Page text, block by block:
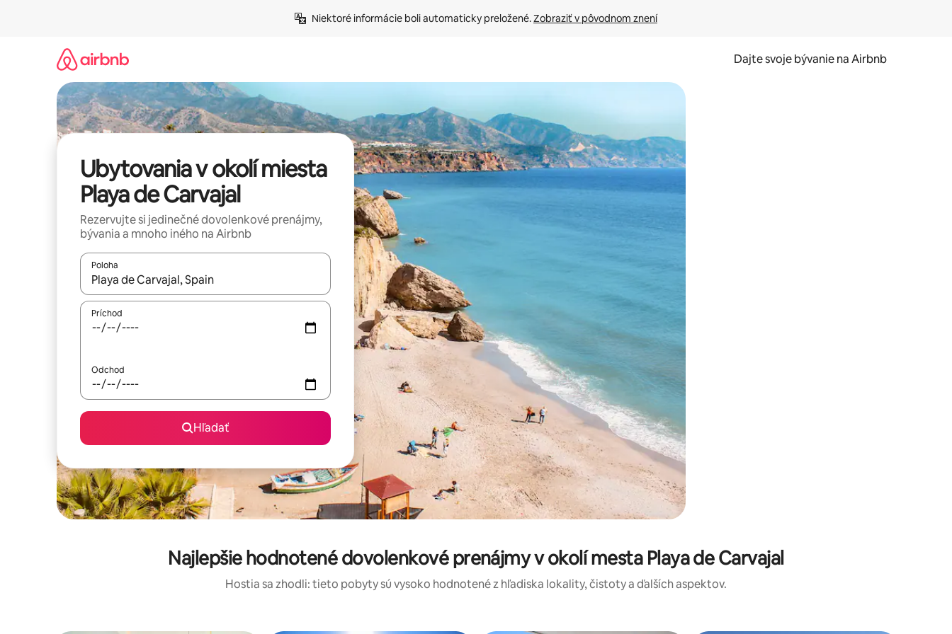
Niektoré informácie boli automaticky preložené. Zobraziť v pôvodnom znení
Dajte svoje bývanie na Airbnb
Ubytovania v okolí miesta
Playa de Carvajal
Rezervujte si jedinečné dovolenkové prenájmy,
bývania a mnoho iného na Airbnb
Poloha
Keď budú výsledky k dispozícii, môžete si ich prechádzať pomocou klávesov so šípkami nahor a nadol alebo ich preskúmať pomocou dotykových gest či potiahnutia prstom.
Príchod
Odchod
Hľadať
Najlepšie hodnotené dovolenkové prenájmy v okolí mesta Playa de Carvajal
Hostia sa zhodli: tieto pobyty sú vysoko hodnotené z hľadiska lokality, čistoty a ďalších aspektov.